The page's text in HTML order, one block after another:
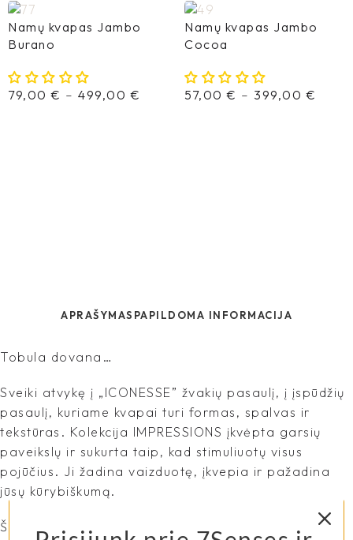
Namų kvapas Jambo
Burano
79,00 € – 499,00 €
Namų kvapas Jambo
Cocoa
57,00 € – 399,00 €
APRAŠYMAS PAPILDOMA INFORMACIJA
Tobula dovana…
Sveiki atvykę į „ICONESSE” žvakių pasaulį, į įspūdžių
pasaulį, kuriame kvapai turi formas, spalvas ir
tekstūras. Kolekcija IMPRESSIONS įkvėpta garsių
paveikslų ir sukurta taip, kad stimuliuotų visus
pojūčius. Ji žadina vaizduotę, įkvepia ir pažadina
jūsų kūrybiškumą.
Šeši garsūs paveikslai įkvėpė ICONESSE sukurti